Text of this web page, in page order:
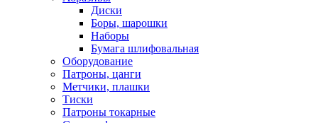
Диски
Боры, шарошки
Наборы
Бумага шлифовальная
Оборудование
Патроны, цанги
Метчики, плашки
Тиски
Патроны токарные